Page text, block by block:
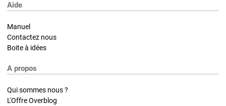
Aide
Manuel
Contactez nous
Boite à idées
A propos
Qui sommes nous ?
L'Offre Overblog